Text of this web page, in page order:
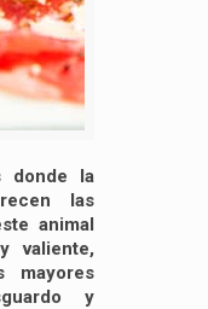
donde la
las
animal
valiente,
mayores
y